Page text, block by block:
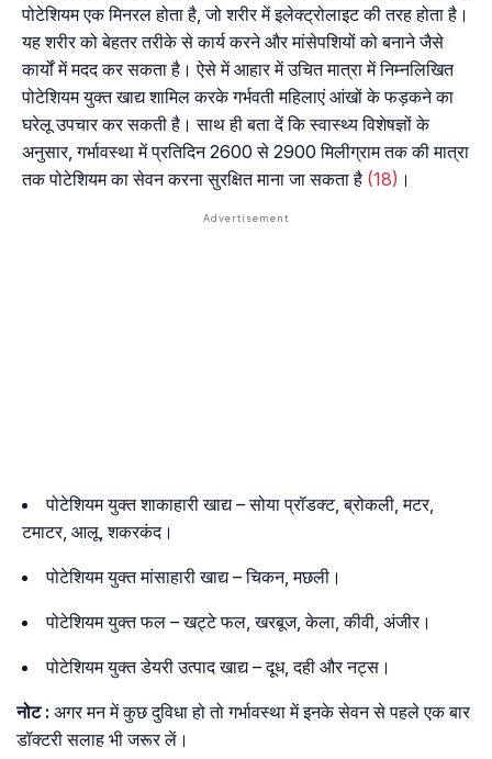
पोटेशियम एक मिनरल होता है, जो शरीर में इलेक्ट्रोलाइट की तरह होता है।
यह शरीर को बेहतर तरीके से कार्य करने और मांसेपशियों को बनाने जैसे
कार्यों में मदद कर सकता है। ऐसे में आहार में उचित मात्रा में निम्नलिखित
पोटेशियम युक्त खाद्य शामिल करके गर्भवती महिलाएं आंखों के फड़कने का
घरेलू उपचार कर सकती है। साथ ही बता दें कि स्वास्थ्य विशेषज्ञों के
अनुसार, गर्भावस्था में प्रतिदिन 2600 से 2900 मिलीग्राम तक की मात्रा
तक पोटेशियम का सेवन करना सुरक्षित माना जा सकता है (18) ।
पोटेशियम युक्त शाकाहारी खाद्य – सोया प्रॉडक्ट, ब्रोकली, मटर,
टमाटर, आलू, शकरकंद।
पोटेशियम युक्त मांसाहारी खाद्य – चिकन, मछली।
पोटेशियम युक्त फल – खट्टे फल, खरबूज, केला, कीवी, अंजीर।
पोटेशियम युक्त डेयरी उत्पाद खाद्य – दूध, दही और नट्स।
नोट: अगर मन में कुछ दुविधा हो तो गर्भावस्था में इनके सेवन से पहले एक बार
डॉक्टरी सलाह भी जरूर लें।